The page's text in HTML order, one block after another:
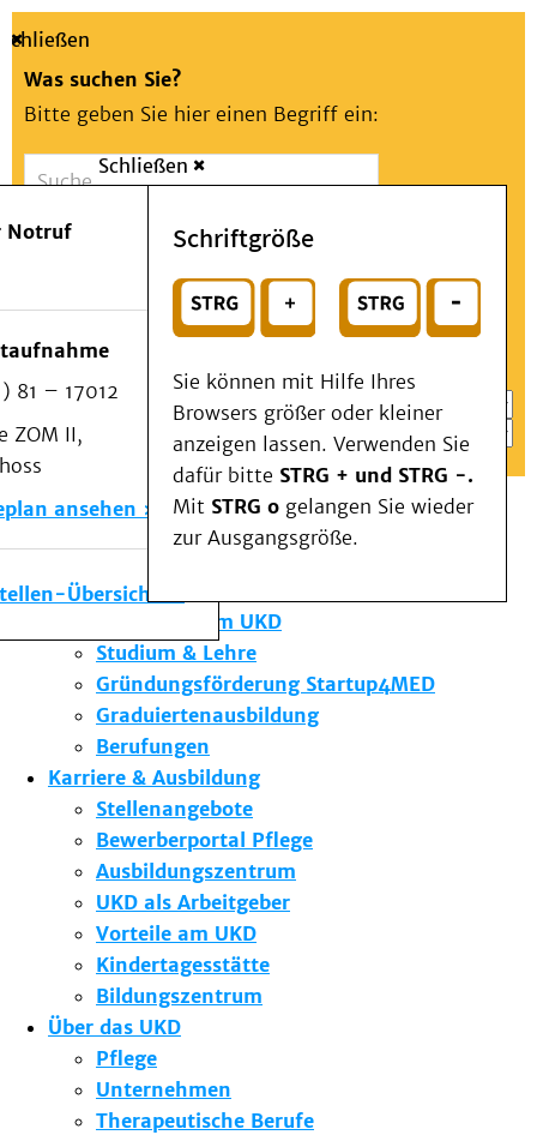
Suche
Schließen
Was suchen Sie?
Bitte geben Sie hier einen Begriff ein:
Suchen
oder
Wählen Sie ein Thema für Ihren Schnelleinstieg
Notfall
Schließen
Notruf
81 – 17012
ZOM II,
ansehen
Übersicht
Schriftgröße
Sie können mit Hilfe Ihres
Browsers größer oder kleiner
anzeigen lassen. Verwenden Sie
dafür bitte STRG + und STRG -.
Mit STRG o gelangen Sie wieder
zur Ausgangsgröße.
Menü
Patienten & Besucher
Kliniken/Institute/Zentren
Als Patient am UKD
Beratung und Unterstützung
Veranstaltungen
Kommunikation im Medizinwesen (KIM)
Notfall
Forschung & Lehre
Die Institute des UKD
Forschung am UKD
Studium & Lehre
Gründungsförderung Startup4MED
Graduiertenausbildung
Berufungen
Karriere & Ausbildung
Stellenangebote
Bewerberportal Pflege
Ausbildungszentrum
UKD als Arbeitgeber
Vorteile am UKD
Kindertagesstätte
Bildungszentrum
Über das UKD
Pflege
Unternehmen
Therapeutische Berufe